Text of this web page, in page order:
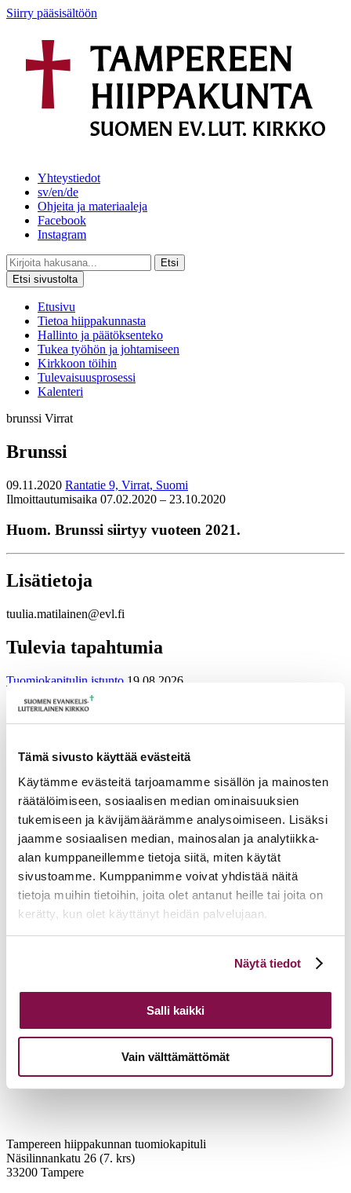
Tämä sivusto käyttää evästeitä
Käytämme evästeitä tarjoamamme sisällön ja mainosten
räätälöimiseen, sosiaalisen median ominaisuuksien
tukemiseen ja kävijämäärämme analysoimiseen. Lisäksi
jaamme sosiaalisen median, mainosalan ja analytiikka-
alan kumppaneillemme tietoja siitä, miten käytät
sivustoamme. Kumppanimme voivat yhdistää näitä
tietoja muihin tietoihin, joita olet antanut heille tai joita on
kerätty, kun olet käyttänyt heidän palvelujaan.
linkistä.
Näytä tiedot
Salli kaikki
Vain välttämättömät
Siirry pääsisältöön
Yhteystiedot
sv/en/de
Ohjeita ja materiaaleja
Facebook
Instagram
Etsi
Etsi sivustolta
Etusivu
Tietoa hiippakunnasta
Hallinto ja päätöksenteko
Tukea työhön ja johtamiseen
Kirkkoon töihin
Tulevaisuusprosessi
Kalenteri
brunssi Virrat
Brunssi
09.11.2020 Rantatie 9, Virrat, Suomi
Ilmoittautumisaika 07.02.2020 – 23.10.2020
Huom. Brunssi siirtyy vuoteen 2021.
Lisätietoja
tuulia.matilainen@evl.fi
Tulevia tapahtumia
Tuomiokapitulin istunto 19.08.2026
Ikkunoita kristilliseen spiritualiteettiin: Matkakumppanuuden päivä
runojen, taiteen ja luonnon äärellä 25.08.2026
Takaisin tapahtumiin
Tampereen hiippakunnan tuomiokapituli
Näsilinnankatu 26 (7. krs)
33200 Tampere